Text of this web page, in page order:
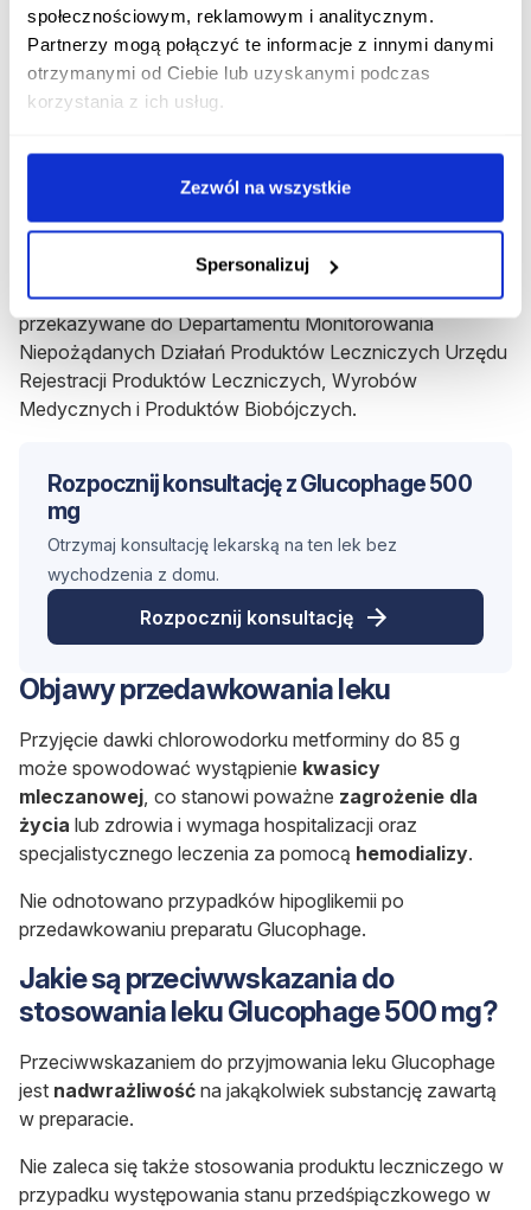
społecznościowym, reklamowym i analitycznym.
Partnerzy mogą połączyć te informacje z innymi danymi
otrzymanymi od Ciebie lub uzyskanymi podczas
korzystania z ich usług.
Zezwól na wszystkie
Spersonalizuj
Zwykle wyżej wymienione objawy ustępują po
odstawieniu metforminy.
Gdzie można zgłaszać działania
Jeśli wystąpią jakiekolwiek objawy niepożądane, pacjent
powinien powiadomić o tym jak najszybciej
Informacje o ewentualnych działaniach ubocznych są
przekazywane do Departamentu Monitorowania
Niepożądanych Działań Produktów Leczniczych Urzędu
Rejestracji Produktów Leczniczych, Wyrobów
Medycznych i Produktów Biobójczych.
Rozpocznij konsultację z Glucophage 500
mg
Otrzymaj konsultację lekarską na ten lek bez
wychodzenia z domu.
Rozpocznij konsultację
Objawy przedawkowania leku
Przyjęcie dawki chlorowodorku metforminy do 85 g
może spowodować wystąpienie kwasicy
mleczanowej, co stanowi poważne zagrożenie dla
życia lub zdrowia i wymaga hospitalizacji oraz
specjalistycznego leczenia za pomocą hemodializy.
Nie odnotowano przypadków hipoglikemii po
przedawkowaniu preparatu Glucophage.
Jakie są przeciwwskazania do
stosowania leku Glucophage 500 mg?
Przeciwwskazaniem do przyjmowania leku Glucophage
jest nadwrażliwość na jakąkolwiek substancję zawartą
w preparacie.
Nie zaleca się także stosowania produktu leczniczego w
przypadku występowania stanu przedśpiączkowego w